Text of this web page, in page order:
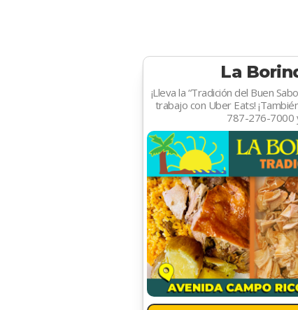
La
¡Lleva la “Tradición del Buen
trabajo con Uber Eats!
787-276-7000